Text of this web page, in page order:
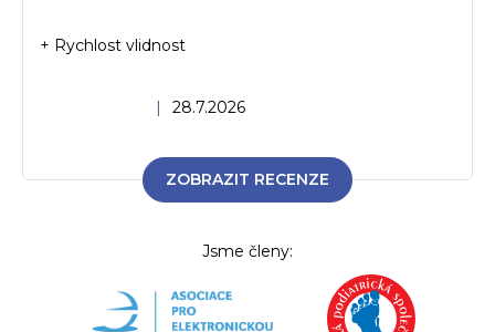
Hodnocení obchodu je 5 z 5 hvězdiček.
| 28.7.2026
+ Rychlost vlidnost
ZOBRAZIT RECENZE
Jsme členy: